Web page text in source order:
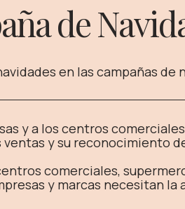
de
en las campañas de
y a los centros
y su reconocimiento
comerciales,
y marcas necesitan la